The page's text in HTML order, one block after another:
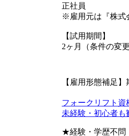
正社員
※雇用元は『株式
【試用期間】
2ヶ月（条件の変更
【雇用形態補足
フォークリフト資
未経験・初心者も
★経験・学歴不問